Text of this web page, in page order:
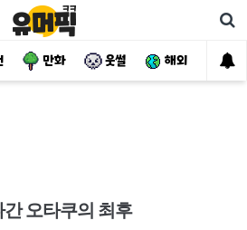
만화 웃썰 해외 핫
오타쿠의 최후